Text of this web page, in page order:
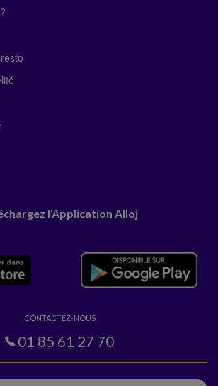
l'Application Alloj
CONTACTEZ-NOUS
01 85 61 27 70